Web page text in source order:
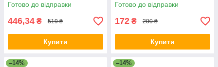
Готово до відправки
446,34 ₴ 519 ₴
Купити
Готово до відправки
172 ₴ 200 ₴
Купити
–14% –14%